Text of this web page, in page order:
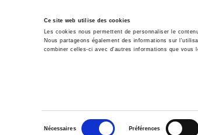
Ce site web utilise des cookies
Les cookies nous permettent de personnaliser le
Nous partageons également des informations sur
combiner celles-ci avec d'autres informations que
Nécessaires Préférences
Accueil